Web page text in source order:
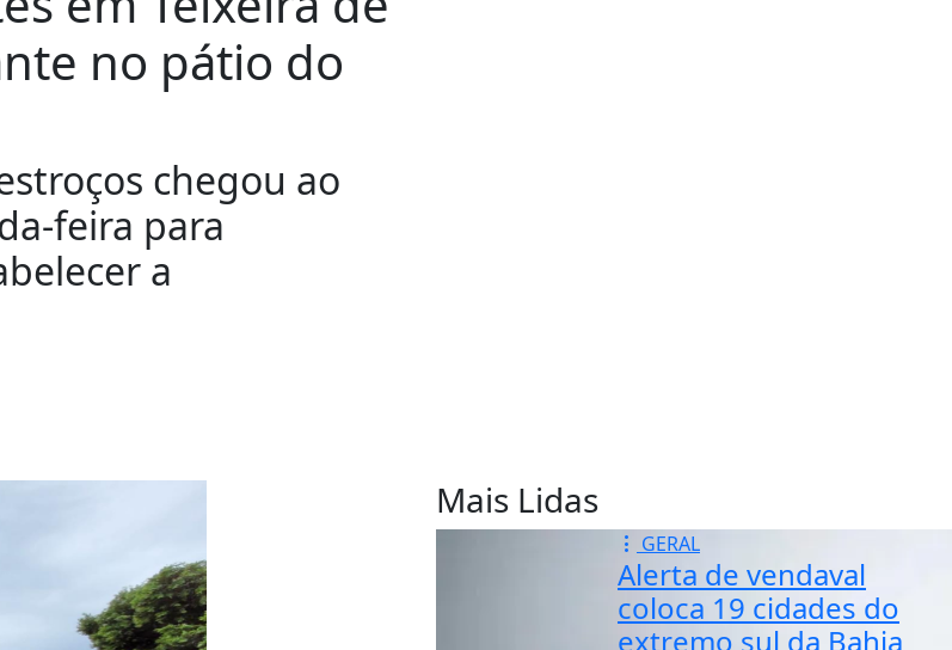
no pátio do
chegou ao
feira para
a
Mais Lidas
GERAL
Alerta de vendaval
coloca 19 cidades do
extremo sul da Bahia